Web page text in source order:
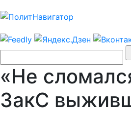
«Не
ЗакС